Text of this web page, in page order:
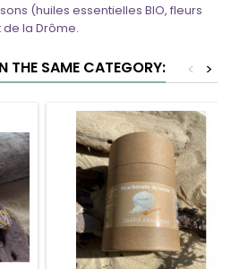
(huiles essentielles BIO, fleurs
de la Drôme.
THE SAME CATEGORY: >
<